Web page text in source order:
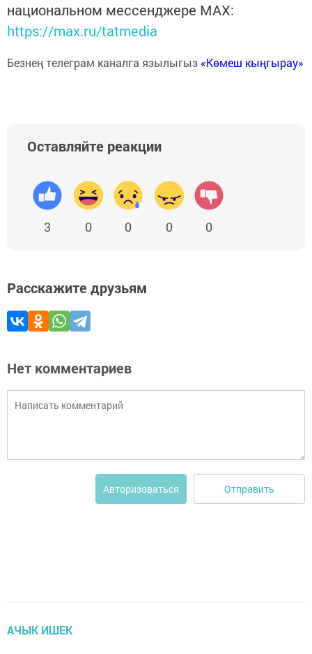
национальном мессенджере MАХ:
https://max.ru/tatmedia
Безнең телеграм каналга язылыгыз «Көмеш кыңгырау»
Оставляйте реакции
3 0 0 0 0
Расскажите друзьям
Нет комментариев
Авторизоваться Отправить
АЧЫК ИШЕК